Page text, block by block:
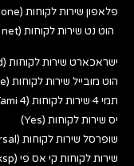
פלאפון שירות לקוחות (Pelephone)
הוט נט שירות לקוחות (Hot net)
ישראכארט שירות לקוחות (Isracard)
הוט מובייל שירות לקוחות (Hot mobile)
תמי 4 שירות לקוחות (Tami 4)
יס שירות לקוחות (Yes)
שופרסל שירות לקוחות (Shufersal)
שירות לקוחות קי אס פי (ksp)